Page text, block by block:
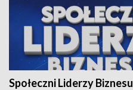
Społeczni Liderzy Biznesu